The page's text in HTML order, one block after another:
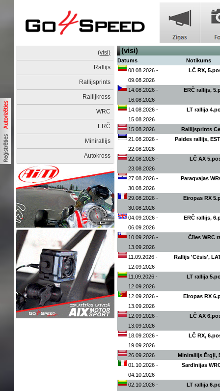
(visi)
Rallijs
Rallijsprints
Rallijkross
WRC
ERČ
Minirallijs
Autokross
(visi)
Datums
Notikums
08.08.2026 -
09.08.2026
LČ RX,
14.08.2026 -
16.08.2026
ERČ rallijs,
14.08.2026 -
15.08.2026
LT rallija
15.08.2026
Rallijsprints
21.08.2026 -
22.08.2026
Paides rallijs,
22.08.2026 -
23.08.2026
LČ AX
27.08.2026 -
30.08.2026
Paragvajas
29.08.2026 -
30.08.2026
Eiropas RX
04.09.2026 -
06.09.2026
ERČ rallijs,
10.09.2026 -
13.09.2026
Čīles WRC
11.09.2026 -
12.09.2026
Rallijs 'Cēsis',
11.09.2026 -
12.09.2026
LT rallija
12.09.2026 -
13.09.2026
Eiropas RX
12.09.2026 -
13.09.2026
LČ AX
18.09.2026 -
19.09.2026
LČ RX,
26.09.2026
Minirallijs Ērgļi,
01.10.2026 -
04.10.2026
Sardīnijas
02.10.2026 -
LT rallija